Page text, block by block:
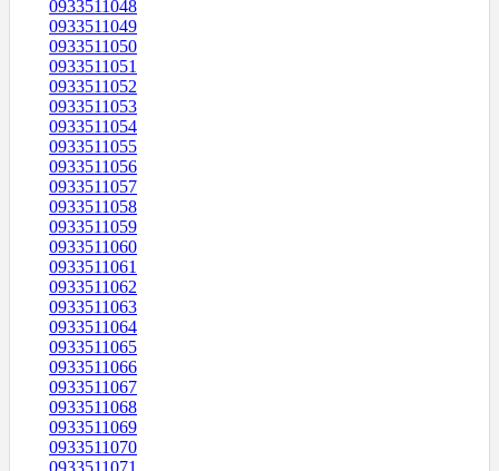
0933511048
0933511049
0933511050
0933511051
0933511052
0933511053
0933511054
0933511055
0933511056
0933511057
0933511058
0933511059
0933511060
0933511061
0933511062
0933511063
0933511064
0933511065
0933511066
0933511067
0933511068
0933511069
0933511070